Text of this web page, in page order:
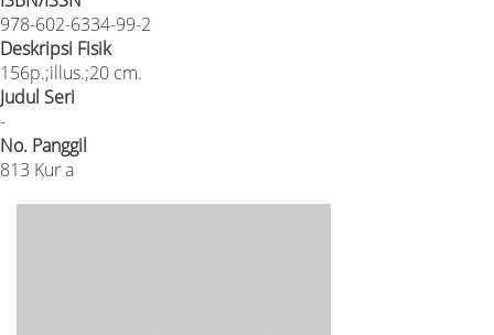
978-602-6334-99-2
Deskripsi Fisik
156p.;illus.;20 cm.
Judul Seri
-
No. Panggil
813 Kur a